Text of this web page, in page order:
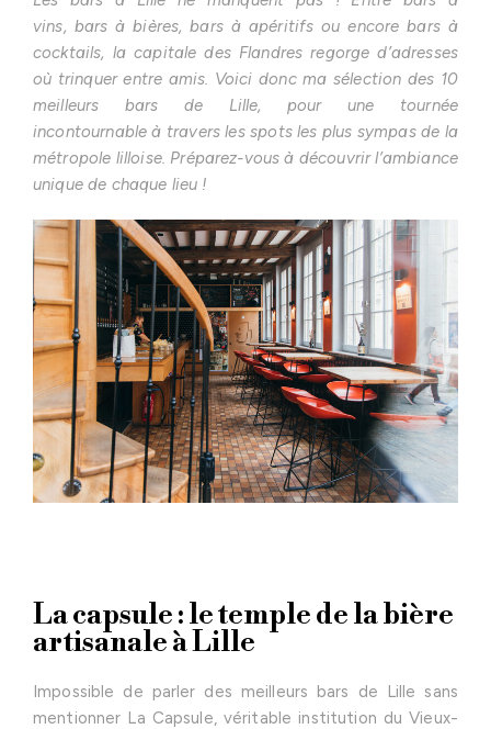
vins, bars à bières, bars à apéritifs ou encore bars à
cocktails, la capitale des Flandres regorge d’adresses
où trinquer entre amis. Voici donc ma sélection des 10
meilleurs bars de Lille, pour une tournée
incontournable à travers les spots les plus sympas de la
métropole lilloise. Préparez-vous à découvrir l’ambiance
unique de chaque lieu !
La capsule : le temple de la bière
artisanale à Lille
Impossible de parler des meilleurs bars de Lille sans
mentionner La Capsule, véritable institution du Vieux-